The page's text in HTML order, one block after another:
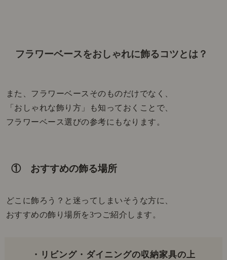
フラワーベースをおしゃれに飾るコツとは？
また、フラワーベースそのものだけでなく、
「おしゃれな飾り方」も知っておくことで、
フラワーベース選びの参考にもなります。
① おすすめの飾る場所
どこに飾ろう？と迷ってしまいそうな方に、
おすすめの飾り場所を3つご紹介します。
・リビング・ダイニングの収納家具の上